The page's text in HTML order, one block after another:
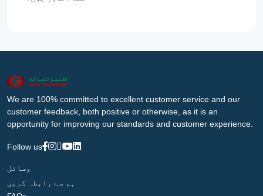
We are 100% committed to excellent customer service and our
customer feedback, both positive or otherwise, as it is an
opportunity for improving our standards and customer experience.
Follow us
وسائل
ہم سے رابطہ کریں